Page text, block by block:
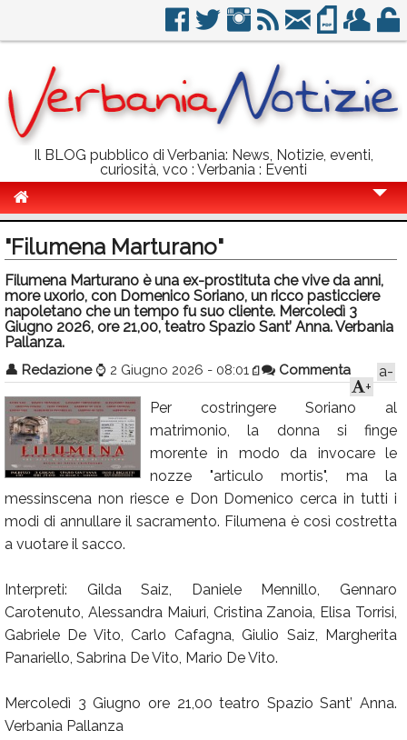
Il BLOG pubblico di Verbania: News, Notizie, eventi,
curiosità, vco : Verbania : Eventi
Politica
Sport
Eventi
Info Utili
Rubriche
Calendario
Annunci
"Filumena Marturano"
Filumena Marturano è una ex-prostituta che vive da anni,
more uxorio, con Domenico Soriano, un ricco pasticciere
napoletano che un tempo fu suo cliente. Mercoledì 3
Giugno 2026, ore 21,00, teatro Spazio Sant’ Anna. Verbania
Pallanza.
👤 Redazione ⌚ 2 Giugno 2026 - 08:01 Commenta
a-
+
Per costringere Soriano al
matrimonio, la donna si finge
morente in modo da invocare le
nozze "articulo mortis", ma la
messinscena non riesce e Don Domenico cerca in tutti i
modi di annullare il sacramento. Filumena è così costretta
a vuotare il sacco.
Interpreti: Gilda Saiz, Daniele Mennillo, Gennaro
Carotenuto, Alessandra Maiuri, Cristina Zanoia, Elisa Torrisi,
Gabriele De Vito, Carlo Cafagna, Giulio Saiz, Margherita
Panariello, Sabrina De Vito, Mario De Vito.
Mercoledì 3 Giugno ore 21,00 teatro Spazio Sant’ Anna.
Verbania Pallanza